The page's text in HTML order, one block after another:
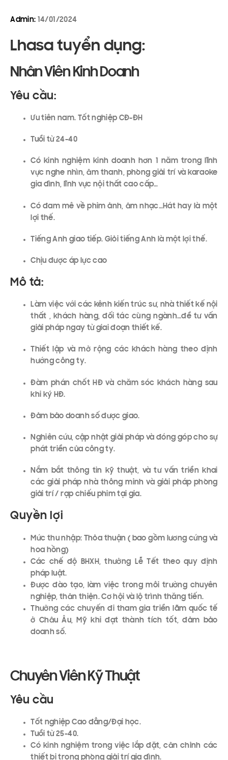
Admin: 14/01/2024
Lhasa tuyển dụng:
Nhân Viên Kinh Doanh
Yêu cầu:
Ưu tiên nam. Tốt nghiệp CĐ-ĐH
Tuổi từ 24-40
Có kinh nghiệm kinh doanh hơn 1 năm trong lĩnh
vực nghe nhìn, âm thanh, phòng giải trí và karaoke
gia đình, lĩnh vực nội thất cao cấp…
Có đam mê về phim ảnh, âm nhạc…Hát hay là một
lợi thế.
Tiếng Anh giao tiếp. Giỏi tiếng Anh là một lợi thế.
Chịu được áp lực cao
Mô tả:
Làm việc với các kênh kiến trúc sư, nhà thiết kế nội
thất , khách hàng, đối tác cùng ngành…để tư vấn
giải pháp ngay từ giai đoạn thiết kế.
Thiết lập và mở rộng các khách hàng theo định
hướng công ty.
Đàm phán chốt HĐ và chăm sóc khách hàng sau
khi ký HĐ.
Đảm bảo doanh số được giao.
Nghiên cứu, cập nhật giải pháp và đóng góp cho sự
phát triển của công ty.
Nắm bắt thông tin kỹ thuật, và tư vấn triển khai
các giải pháp nhà thông minh và giải pháp phòng
giải trí / rạp chiếu phim tại gia.
Quyền lợi
Mức thu nhập: Thỏa thuận ( bao gồm lương cứng và
hoa hồng)
Các chế độ BHXH, thưởng Lễ Tết theo quy định
pháp luật.
Được đào tạo, làm việc trong môi trường chuyên
nghiệp, thân thiện. Cơ hội và lộ trình thăng tiến.
Thưởng các chuyến đi tham gia triển lãm quốc tế
ở Châu Âu, Mỹ khi đạt thành tích tốt, đảm bảo
doanh số.
Chuyên Viên Kỹ Thuật
Yêu cầu
Tốt nghiệp Cao đẳng/Đại học.
Tuổi từ 25-40.
Có kinh nghiệm trong việc lắp đặt, cân chỉnh các
thiết bị trong phòng giải trí gia đình.